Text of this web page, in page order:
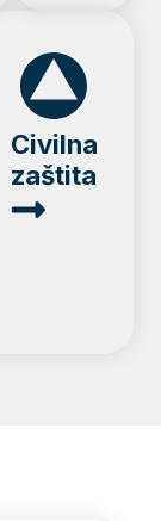
Civilna
zaštita